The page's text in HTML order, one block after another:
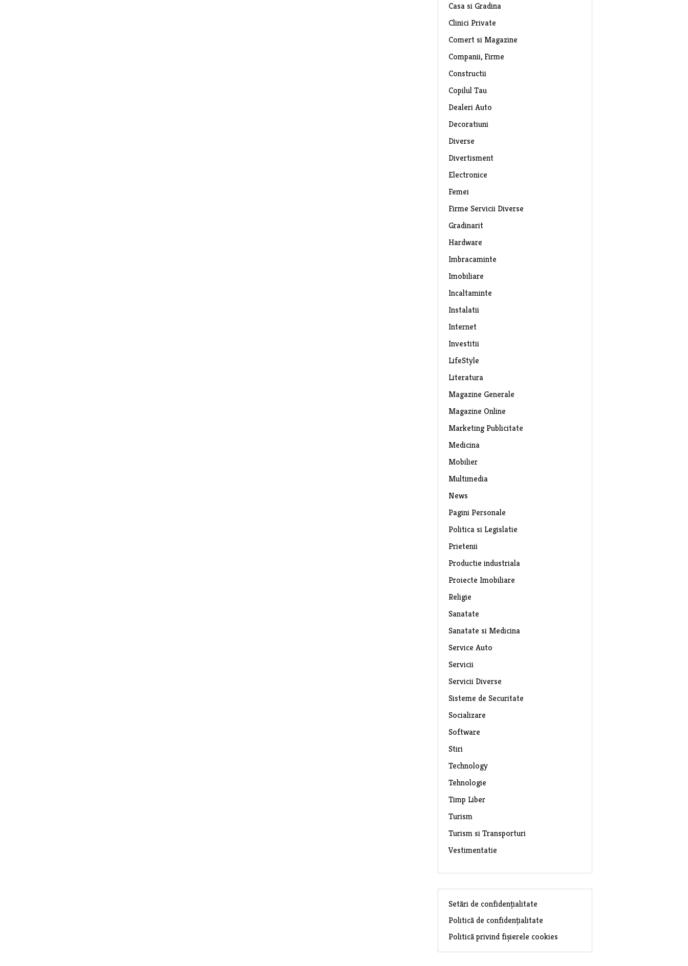
Casa si Gradina
Clinici Private
Comert si Magazine
Companii, Firme
Constructii
Copilul Tau
Dealeri Auto
Decoratiuni
Diverse
Divertisment
Electronice
Femei
Firme Servicii Diverse
Gradinarit
Hardware
Imbracaminte
Imobiliare
Incaltaminte
Instalatii
Internet
Investitii
LifeStyle
Literatura
Magazine Generale
Magazine Online
Marketing Publicitate
Medicina
Mobilier
Multimedia
News
Pagini Personale
Politica si Legislatie
Prietenii
Productie industriala
Proiecte Imobiliare
Religie
Sanatate
Sanatate si Medicina
Service Auto
Servicii
Servicii Diverse
Sisteme de Securitate
Socializare
Software
Stiri
Technology
Tehnologie
Timp Liber
Turism
Turism si Transporturi
Vestimentatie
Setări de confidențialitate
Politică de confidențialitate
Politică privind fișierele cookies